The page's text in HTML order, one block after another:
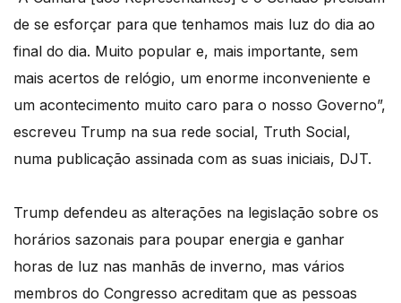
de se esforçar para que tenhamos mais luz do dia ao
final do dia. Muito popular e, mais importante, sem
mais acertos de relógio, um enorme inconveniente e
um acontecimento muito caro para o nosso Governo”,
escreveu Trump na sua rede social, Truth Social,
numa publicação assinada com as suas iniciais, DJT.
Trump defendeu as alterações na legislação sobre os
horários sazonais para poupar energia e ganhar
horas de luz nas manhãs de inverno, mas vários
membros do Congresso acreditam que as pessoas